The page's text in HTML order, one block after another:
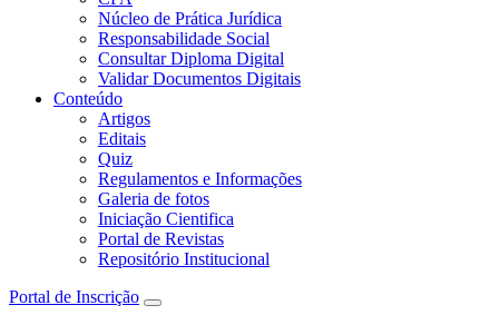
Núcleo de Prática Jurídica
Responsabilidade Social
Consultar Diploma Digital
Validar Documentos Digitais
Conteúdo
Artigos
Editais
Quiz
Regulamentos e Informações
Galeria de fotos
Iniciação Cientifica
Portal de Revistas
Repositório Institucional
Portal de Inscrição